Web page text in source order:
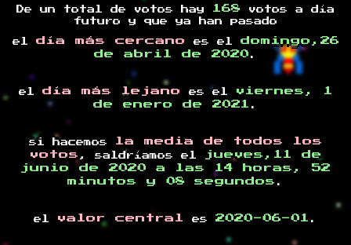
De un total de votos hay 168 votos a día
futuro y que ya han pasado
el día más cercano es el domingo,26
de abril de 2020 .
el día más lejano es el
viernes, 1
de enero de 2021 .
si hacemos
la media de todos los
votos , saldríamos el
jueves,11 de
junio de 2020 a las 14 horas, 52
minutos y 08 segundos .
el valor central es 2020-06-01 .